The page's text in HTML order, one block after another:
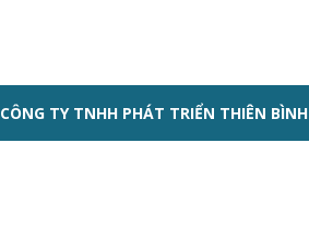
CÔNG TY TNHH PHÁT TRIỂN THIÊN BÌNH